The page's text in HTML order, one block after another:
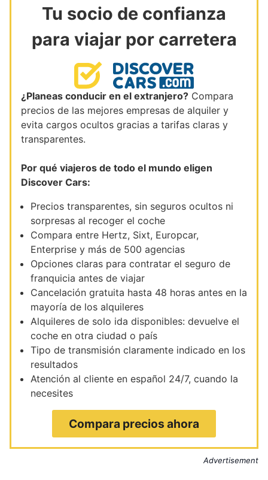
Tu socio de confianza
para viajar por carretera
¿Planeas conducir en el extranjero? Compara
precios de las mejores empresas de alquiler y
evita cargos ocultos gracias a tarifas claras y
transparentes.
Por qué viajeros de todo el mundo eligen
Discover Cars:
Precios transparentes, sin seguros ocultos ni
sorpresas al recoger el coche
Compara entre Hertz, Sixt, Europcar,
Enterprise y más de 500 agencias
Opciones claras para contratar el seguro de
franquicia antes de viajar
Cancelación gratuita hasta 48 horas antes en la
mayoría de los alquileres
Alquileres de solo ida disponibles: devuelve el
coche en otra ciudad o país
Tipo de transmisión claramente indicado en los
resultados
Atención al cliente en español 24/7, cuando la
necesites
Compara precios ahora
Advertisement